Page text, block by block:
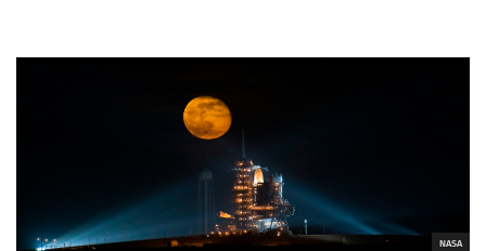
NASA